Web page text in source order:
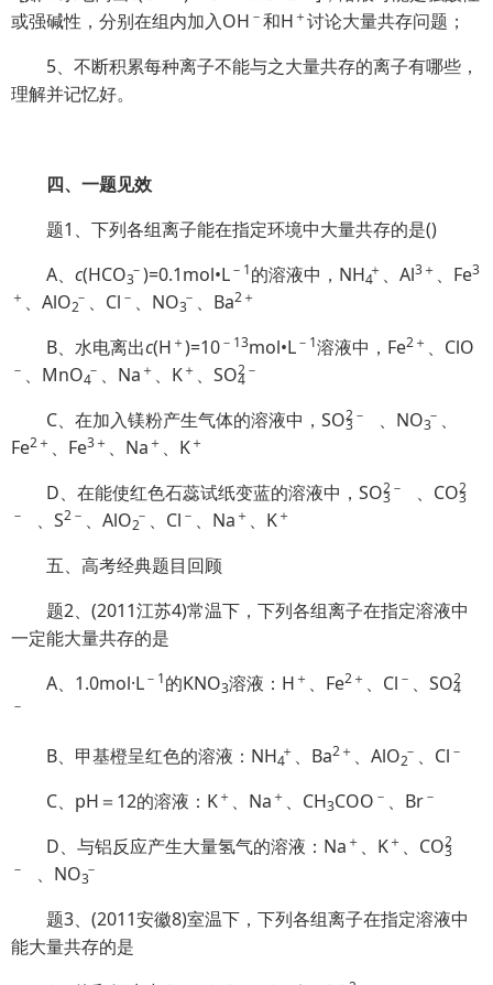
或强碱性，分别在组内加入OH －和H ＋讨论大量共存问题；
5、不断积累每种离子不能与之大量共存的离子有哪些，
理解并记忆好。
四、一题见效
题1、下列各组离子能在指定环境中大量共存的是()
A、 c(HCO3 )=0.1mol•L－1的溶液中， NH4 、Al3＋ 、Fe3
＋ 、AlO2 、Cl － 、NO3 、Ba2＋
B、水电离出c(H ＋)=10－13mol•L－1溶液中，Fe2＋ 、ClO
－ 、MnO4 、Na ＋ 、K＋ 、SO4
2－
C、在加入镁粉产生气体的溶液中，SO3
2－ 、NO3
、
Fe2＋ 、Fe3＋ 、Na ＋ 、K＋
D、在能使红色石蕊试纸变蓝的溶液中，SO3
2－ 、CO3
2
－
、S2－ 、AlO2 、Cl － 、Na ＋ 、K＋
五、 高考经典题目回顾
题2、(2011江苏4)常温下，下列各组离子在指定溶液中
一定能大量共存的是
A、1.0mol·L－1的KNO3溶液：H ＋ 、Fe2＋ 、Cl － 、SO4
2
－
B、甲基橙呈红色的溶液： NH4 、Ba2＋ 、AlO2 、Cl －
C、pH＝12的溶液：K＋ 、Na ＋ 、CH3COO － 、Br－
D、与铝反应产生大量氢气的溶液：Na ＋ 、K＋ 、CO3
2
－
、NO3
题3、(2011安徽8)室温下，下列各组离子在指定溶液中
能大量共存的是